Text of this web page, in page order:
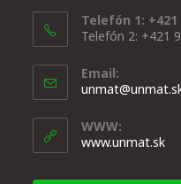
Telefón 1: +421
Telefón 2: +421
Email:
WWW:
www.unmat.sk